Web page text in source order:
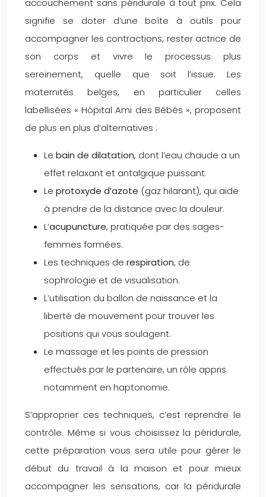
accouchement sans péridurale à tout prix. Cela
signifie se doter d’une boîte à outils pour
accompagner les contractions, rester actrice de
son corps et vivre le processus plus
sereinement, quelle que soit l’issue. Les
maternités belges, en particulier celles
labellisées « Hôpital Ami des Bébés », proposent
de plus en plus d’alternatives :
Le bain de dilatation, dont l’eau chaude a un
effet relaxant et antalgique puissant.
Le protoxyde d’azote (gaz hilarant), qui aide
à prendre de la distance avec la douleur.
L’acupuncture, pratiquée par des sages-
femmes formées.
Les techniques de respiration, de
sophrologie et de visualisation.
L’utilisation du ballon de naissance et la
liberté de mouvement pour trouver les
positions qui vous soulagent.
Le massage et les points de pression
effectués par le partenaire, un rôle appris
notamment en haptonomie.
S’approprier ces techniques, c’est reprendre le
contrôle. Même si vous choisissez la péridurale,
cette préparation vous sera utile pour gérer le
début du travail à la maison et pour mieux
accompagner les sensations, car la péridurale